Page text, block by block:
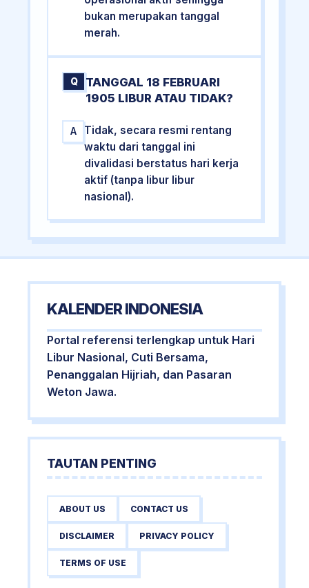
bukan merupakan tanggal
merah.
Q
TANGGAL 18 FEBRUARI
1905 LIBUR ATAU TIDAK?
A
Tidak, secara resmi rentang
waktu dari tanggal ini
divalidasi berstatus hari kerja
aktif (tanpa libur libur
nasional).
KALENDER INDONESIA
Portal referensi terlengkap untuk Hari
Libur Nasional, Cuti Bersama,
Penanggalan Hijriah, dan Pasaran
Weton Jawa.
TAUTAN PENTING
ABOUT US CONTACT US
DISCLAIMER PRIVACY POLICY
TERMS OF USE